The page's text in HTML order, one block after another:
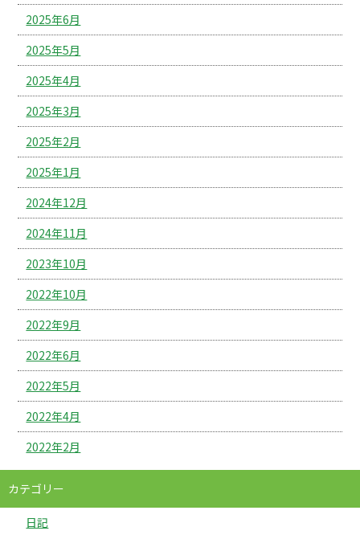
2025年6月
2025年5月
2025年4月
2025年3月
2025年2月
2025年1月
2024年12月
2024年11月
2023年10月
2022年10月
2022年9月
2022年6月
2022年5月
2022年4月
2022年2月
カテゴリー
日記